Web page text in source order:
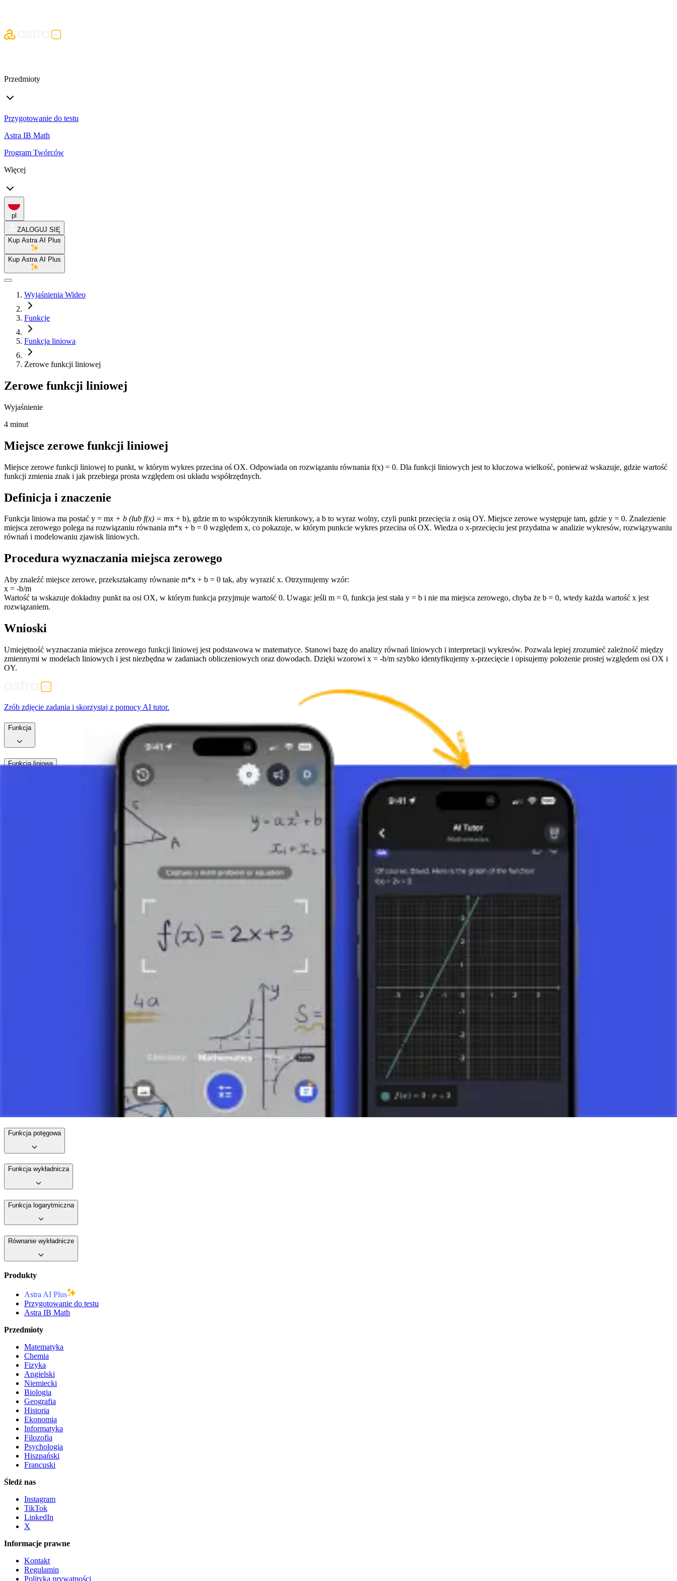
Przedmioty
Przygotowanie do testu
Astra IB Math
Program Twórców
Więcej
pl
ZALOGUJ SIĘ
Kup Astra AI Plus
Kup Astra AI Plus
Wyjaśnienia Wideo
Funkcje
Funkcja liniowa
Zerowe funkcji liniowej
Zerowe funkcji liniowej
Wyjaśnienie
4 minut
Miejsce zerowe funkcji liniowej
Miejsce zerowe funkcji liniowej to punkt, w którym wykres przecina oś OX. Odpowiada on rozwiązaniu równania f(x) = 0. Dla funkcji liniowych jest to kluczowa wielkość, ponieważ wskazuje, gdzie wartość
funkcji zmienia znak i jak przebiega prosta względem osi układu współrzędnych.
Definicja i znaczenie
Funkcja liniowa ma postać y = mx + b (lub f(x) = mx + b), gdzie m to współczynnik kierunkowy, a b to wyraz wolny, czyli punkt przecięcia z osią OY. Miejsce zerowe występuje tam, gdzie y = 0. Znalezienie
miejsca zerowego polega na rozwiązaniu równania m*x + b = 0 względem x, co pokazuje, w którym punkcie wykres przecina oś OX. Wiedza o x-przecięciu jest przydatna w analizie wykresów, rozwiązywaniu
równań i modelowaniu zjawisk liniowych.
Procedura wyznaczania miejsca zerowego
Aby znaleźć miejsce zerowe, przekształcamy równanie m*x + b = 0 tak, aby wyrazić x. Otrzymujemy wzór:
x = -b/m
Wartość ta wskazuje dokładny punkt na osi OX, w którym funkcja przyjmuje wartość 0. Uwaga: jeśli m = 0, funkcja jest stała y = b i nie ma miejsca zerowego, chyba że b = 0, wtedy każda wartość x jest
rozwiązaniem.
Wnioski
Umiejętność wyznaczania miejsca zerowego funkcji liniowej jest podstawowa w matematyce. Stanowi bazę do analizy równań liniowych i interpretacji wykresów. Pozwala lepiej zrozumieć zależność między
zmiennymi w modelach liniowych i jest niezbędna w zadaniach obliczeniowych oraz dowodach. Dzięki wzorowi x = -b/m szybko identyfikujemy x-przecięcie i opisujemy położenie prostej względem osi OX i
OY.
Zrób zdjęcie zadania i skorzystaj z pomocy AI tutor.
Funkcja
Funkcja liniowa
Funkcja potęgowa
Funkcja wykładnicza
Funkcja logarytmiczna
Równanie wykładnicze
Produkty
Astra AI Plus
Przygotowanie do testu
Astra IB Math
Przedmioty
Matematyka
Chemia
Fizyka
Angielski
Niemiecki
Biologia
Geografia
Historia
Ekonomia
Informatyka
Filozofia
Psychologia
Hiszpański
Francuski
Śledź nas
Instagram
TikTok
LinkedIn
X
Informacje prawne
Kontakt
Regulamin
Polityka prywatności